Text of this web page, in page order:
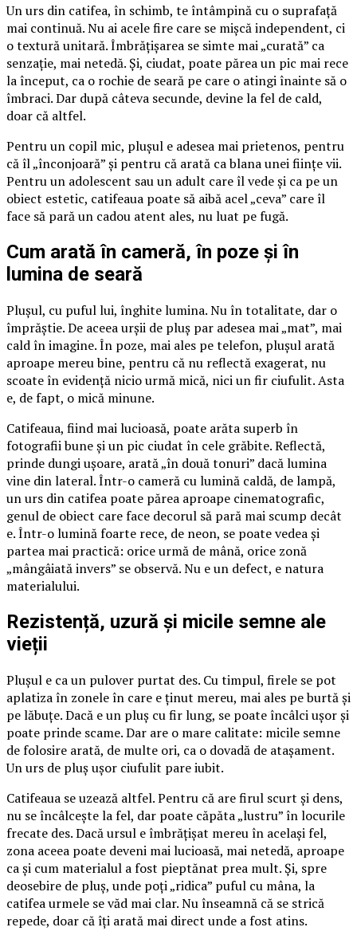
Un urs din catifea, în schimb, te întâmpină cu o suprafață
mai continuă. Nu ai acele fire care se mișcă independent, ci
o textură unitară. Îmbrățișarea se simte mai „curată” ca
senzație, mai netedă. Și, ciudat, poate părea un pic mai rece
la început, ca o rochie de seară pe care o atingi înainte să o
îmbraci. Dar după câteva secunde, devine la fel de cald,
doar că altfel.
Pentru un copil mic, plușul e adesea mai prietenos, pentru
că îl „înconjoară” și pentru că arată ca blana unei ființe vii.
Pentru un adolescent sau un adult care îl vede și ca pe un
obiect estetic, catifeaua poate să aibă acel „ceva” care îl
face să pară un cadou atent ales, nu luat pe fugă.
Cum arată în cameră, în poze și în
lumina de seară
Plușul, cu puful lui, înghite lumina. Nu în totalitate, dar o
împrăștie. De aceea urșii de pluș par adesea mai „mat”, mai
cald în imagine. În poze, mai ales pe telefon, plușul arată
aproape mereu bine, pentru că nu reflectă exagerat, nu
scoate în evidență nicio urmă mică, nici un fir ciufulit. Asta
e, de fapt, o mică minune.
Catifeaua, fiind mai lucioasă, poate arăta superb în
fotografii bune și un pic ciudat în cele grăbite. Reflectă,
prinde dungi ușoare, arată „în două tonuri” dacă lumina
vine din lateral. Într-o cameră cu lumină caldă, de lampă,
un urs din catifea poate părea aproape cinematografic,
genul de obiect care face decorul să pară mai scump decât
e. Într-o lumină foarte rece, de neon, se poate vedea și
partea mai practică: orice urmă de mână, orice zonă
„mângâiată invers” se observă. Nu e un defect, e natura
materialului.
Rezistență, uzură și micile semne ale
vieții
Plușul e ca un pulover purtat des. Cu timpul, firele se pot
aplatiza în zonele în care e ținut mereu, mai ales pe burtă și
pe lăbuțe. Dacă e un pluș cu fir lung, se poate încâlci ușor și
poate prinde scame. Dar are o mare calitate: micile semne
de folosire arată, de multe ori, ca o dovadă de atașament.
Un urs de pluș ușor ciufulit pare iubit.
Catifeaua se uzează altfel. Pentru că are firul scurt și dens,
nu se încâlcește la fel, dar poate căpăta „lustru” în locurile
frecate des. Dacă ursul e îmbrățișat mereu în același fel,
zona aceea poate deveni mai lucioasă, mai netedă, aproape
ca și cum materialul a fost pieptănat prea mult. Și, spre
deosebire de pluș, unde poți „ridica” puful cu mâna, la
catifea urmele se văd mai clar. Nu înseamnă că se strică
repede, doar că îți arată mai direct unde a fost atins.